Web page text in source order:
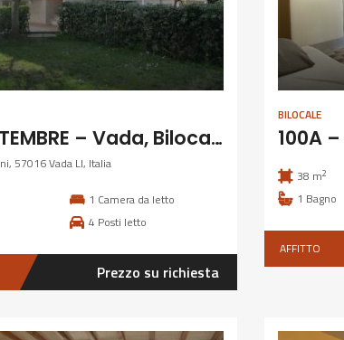
4A – SETTEMBRE – Vada, Bilocale con giardino
57016 Vada LI, Italia
1 Camera da letto
4 Posti letto
Prezzo su richiesta
BILOCALE
38 m2
1 Bagno
AFFITTO